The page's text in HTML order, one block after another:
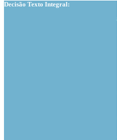
Decisão Texto Integral: